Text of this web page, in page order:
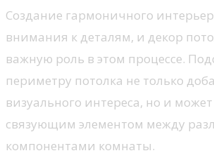
Создание гармоничного
внимания к деталям, и декор
важную роль в этом процессе.
периметру потолка не только
визуального интереса, но и может
связующим элементом между
компонентами комнаты.